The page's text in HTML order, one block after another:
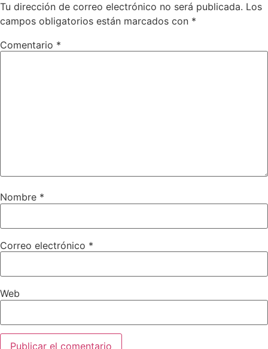
Tu dirección de correo electrónico no será publicada. Los
campos obligatorios están marcados con *
Comentario *
Nombre *
Correo electrónico *
Web